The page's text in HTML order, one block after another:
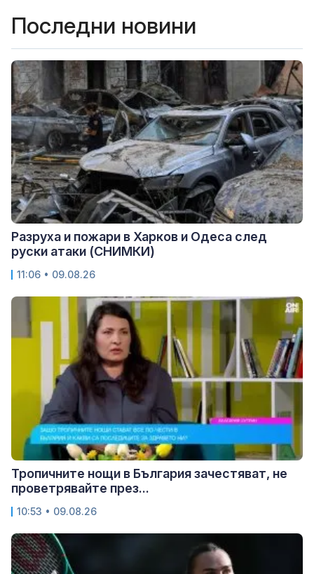
Последни новини
Разруха и пожари в Харков и Одеса след
руски атаки (СНИМКИ)
11:06 • 09.08.26
Тропичните нощи в България зачестяват, не
проветрявайте през...
10:53 • 09.08.26